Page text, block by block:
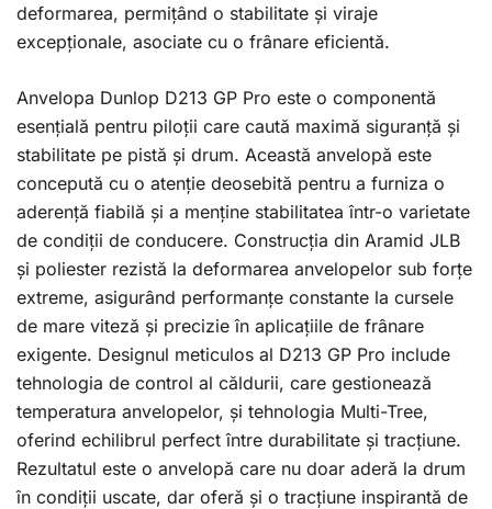
deformarea, permițând o stabilitate și viraje
excepționale, asociate cu o frânare eficientă.
Anvelopa Dunlop D213 GP Pro este o componentă
esențială pentru piloții care caută maximă siguranță și
stabilitate pe pistă și drum. Această anvelopă este
concepută cu o atenție deosebită pentru a furniza o
aderență fiabilă și a menține stabilitatea într-o varietate
de condiții de conducere. Construcția din Aramid JLB
și poliester rezistă la deformarea anvelopelor sub forțe
extreme, asigurând performanțe constante la cursele
de mare viteză și precizie în aplicațiile de frânare
exigente. Designul meticulos al D213 GP Pro include
tehnologia de control al căldurii, care gestionează
temperatura anvelopelor, și tehnologia Multi-Tree,
oferind echilibrul perfect între durabilitate și tracțiune.
Rezultatul este o anvelopă care nu doar aderă la drum
în condiții uscate, dar oferă și o tracțiune inspirantă de